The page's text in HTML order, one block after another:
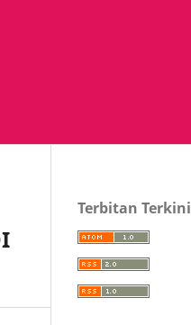
Terbitan Terkini